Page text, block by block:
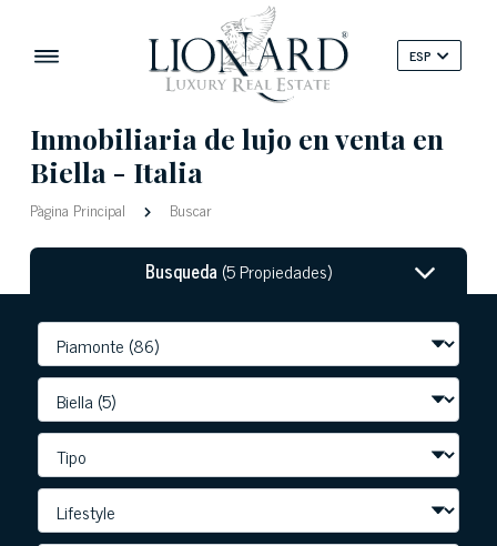
ESP
Inmobiliaria de lujo en venta en
Biella - Italia
Pàgina Principal Buscar
Busqueda(5 Propiedades)